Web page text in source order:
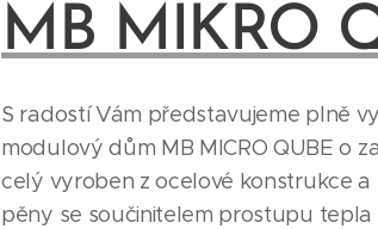
MB MIKRO
S radostí Vám představujeme plně
modulový dům MB MICRO QUBE o
celý vyroben z ocelové konstrukce
pěny se součinitelem prostupu tepla